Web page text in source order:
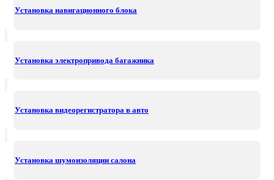
Установка навигационного блока
Установка электропривода багажника
Установка видеорегистратора в авто
Установка шумоизоляции салона